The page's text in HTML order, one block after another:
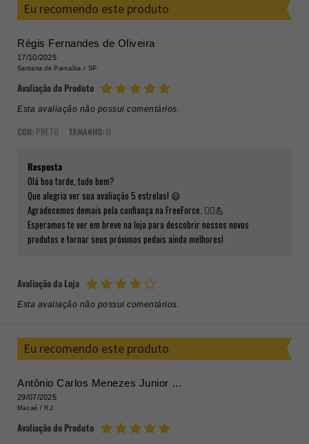
Eu recomendo este produto
Régis Fernandes de Oliveira
17/10/2025
Santana de Parnaíba / SP
Avaliação do Produto
Esta avaliação não possui comentários.
COR: PRETO TAMANHO: U
Resposta
Olá boa tarde, tudo bem?
Que alegria ver sua avaliação 5 estrelas! 😄
Agradecemos demais pela confiança na FreeForce. 🚴‍♂️💪
Esperamos te ver em breve na loja para descobrir nossos novos
produtos e tornar seus próximos pedais ainda melhores!
Avaliação da Loja
Esta avaliação não possui comentários.
Eu recomendo este produto
Antônio Carlos Menezes Junior Menezes
29/07/2025
Macaé / RJ
Avaliação do Produto